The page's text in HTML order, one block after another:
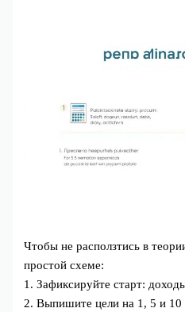
Чтобы не расползтись в
простой схеме:
1. Зафиксируйте старт:
2. Выпишите цели на 1, 5 и